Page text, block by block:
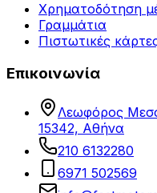
Χρηματοδότηση
Γραμμάτια
Πιστωτικές
Επικοινωνία
Λεωφόρος
15342, Αθήνα
210 6132280
6971 502569